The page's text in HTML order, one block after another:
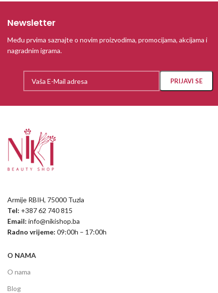
Newsletter
Među prvima saznajte o novim proizvodima, promocijama, akcijama i
nagradnim igrama.
Armije RBIH, 75000 Tuzla
Tel: +387 62 740 815
Email: info@nikishop.ba
Radno vrijeme: 09:00h – 17:00h
O NAMA
O nama
Blog